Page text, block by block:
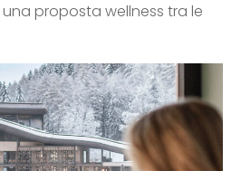
una proposta wellness tra le